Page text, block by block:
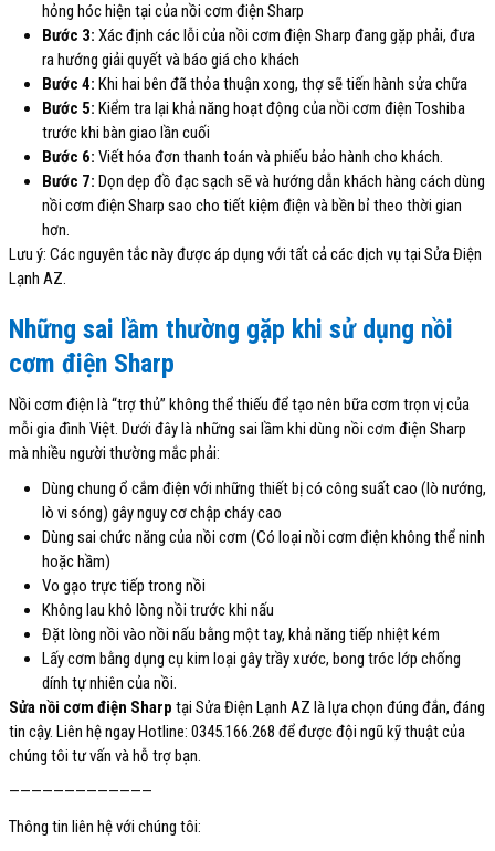
hỏng hóc hiện tại của nồi cơm điện Sharp
Bước 3: Xác định các lỗi của nồi cơm điện Sharp đang gặp phải, đưa
ra hướng giải quyết và báo giá cho khách
Bước 4: Khi hai bên đã thỏa thuận xong, thợ sẽ tiến hành sửa chữa
Bước 5: Kiểm tra lại khả năng hoạt động của nồi cơm điện Toshiba
trước khi bàn giao lần cuối
Bước 6: Viết hóa đơn thanh toán và phiếu bảo hành cho khách.
Bước 7: Dọn dẹp đồ đạc sạch sẽ và hướng dẫn khách hàng cách dùng
nồi cơm điện Sharp sao cho tiết kiệm điện và bền bỉ theo thời gian
hơn.
Lưu ý: Các nguyên tắc này được áp dụng với tất cả các dịch vụ tại Sửa Điện
Lạnh AZ.
Những sai lầm thường gặp khi sử dụng nồi
cơm điện Sharp
Nồi cơm điện là “trợ thủ” không thể thiếu để tạo nên bữa cơm trọn vị của
mỗi gia đình Việt. Dưới đây là những sai lầm khi dùng nồi cơm điện Sharp
mà nhiều người thường mắc phải:
Dùng chung ổ cắm điện với những thiết bị có công suất cao (lò nướng,
lò vi sóng) gây nguy cơ chập cháy cao
Dùng sai chức năng của nồi cơm (Có loại nồi cơm điện không thể ninh
hoặc hầm)
Vo gạo trực tiếp trong nồi
Không lau khô lòng nồi trước khi nấu
Đặt lòng nồi vào nồi nấu bằng một tay, khả năng tiếp nhiệt kém
Lấy cơm bằng dụng cụ kim loại gây trầy xước, bong tróc lớp chống
dính tự nhiên của nồi.
Sửa nồi cơm điện Sharp tại Sửa Điện Lạnh AZ là lựa chọn đúng đắn, đáng
tin cậy. Liên hệ ngay Hotline: 0345.166.268 để được đội ngũ kỹ thuật của
chúng tôi tư vấn và hỗ trợ bạn.
—————————————
Thông tin liên hệ với chúng tôi: